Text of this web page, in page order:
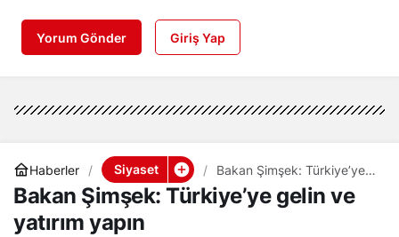
Yorum Gönder Giriş Yap
Haberler Siyaset
Bakan Şimşek: Türkiye’ye
gelin ve yatırım yapın
Bakan Şimşek: Türkiye’ye gelin ve
yatırım yapın